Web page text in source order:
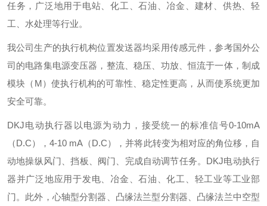
任务，广泛地用于电站、化工、石油、冶金、建材、供热、轻
工、水处理等行业。
我公司生产的执行机构位置发送器均采用传感元件，参考国外公
司的电路集电源变压器，整流、稳压、功放、恒流于一体，制成
模块（M）使执行机构的可靠性、稳定性更高，从而使系统更加
安全可靠。
DKJ电动执行器以电源为动力，接受统一的标准信号0-10mA
（D.C），4-10 mA（D.C），并将此转变为相对应的角位移，自
动地操纵风门、挡板、阀门、完成自动调节任务。DKJ电动执行
器并广泛地应用于发电、冶金、石油、化工、轻工业等工业部
门。此外，心轴型分割器、凸缘法兰型分割器、凸缘法兰中空型